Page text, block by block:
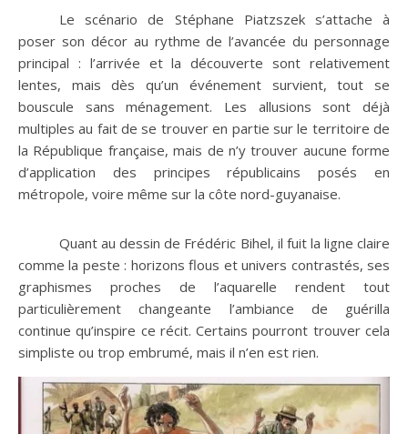
Le scénario de Stéphane Piatzszek s’attache à
poser son décor au rythme de l’avancée du personnage
principal : l’arrivée et la découverte sont relativement
lentes, mais dès qu’un événement survient, tout se
bouscule sans ménagement. Les allusions sont déjà
multiples au fait de se trouver en partie sur le territoire de
la République française, mais de n’y trouver aucune forme
d’application des principes républicains posés en
métropole, voire même sur la côte nord-guyanaise.
Quant au dessin de Frédéric Bihel, il fuit la ligne claire
comme la peste : horizons flous et univers contrastés, ses
graphismes proches de l’aquarelle rendent tout
particulièrement changeante l’ambiance de guérilla
continue qu’inspire ce récit. Certains pourront trouver cela
simpliste ou trop embrumé, mais il n’en est rien.